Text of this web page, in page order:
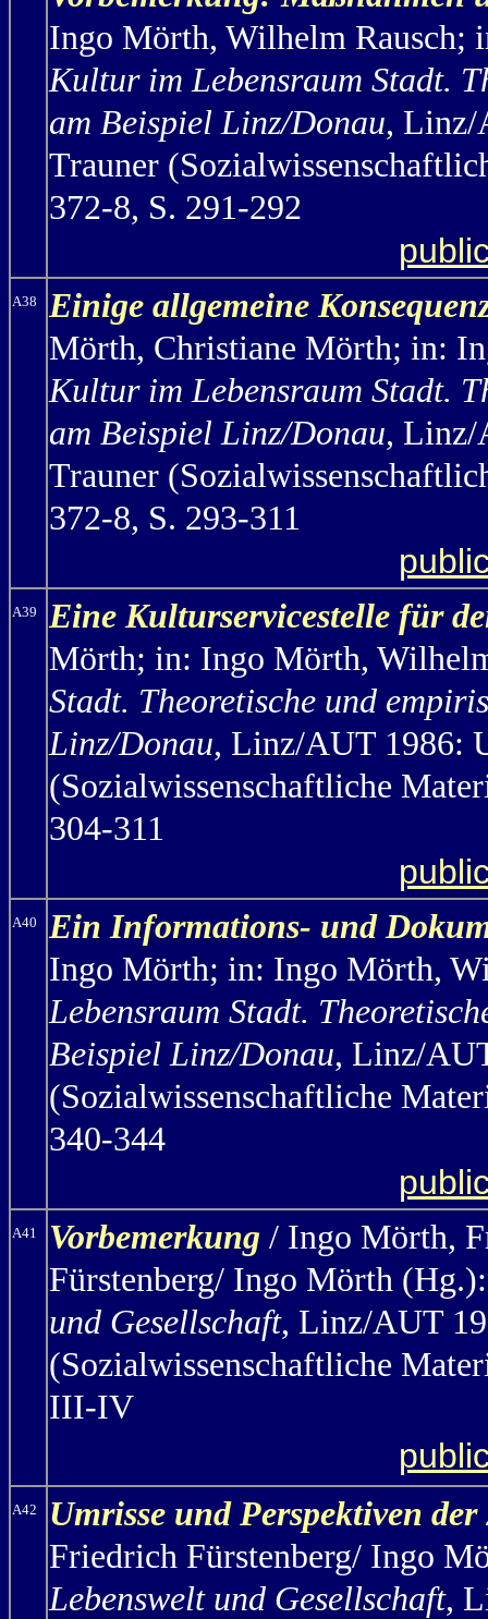
Ingo Mörth, Wilhelm Rausch;
Kultur im Lebensraum Stadt.
am Beispiel Linz/Donau, Linz/
Trauner
372-8, S. 291-292
A38
Einige allgemeine
Mörth, Christiane Mörth; in:
Kultur im Lebensraum Stadt.
am Beispiel Linz/Donau, Linz/
Trauner
372-8, S. 293-311
A39
Eine Kulturservicestelle für
Mörth; in: Ingo Mörth,
Stadt. Theoretische und
Linz/Donau, Linz/AUT 1986:
(Sozialwissenschaftliche
304-311
A40
Ein Informations- und
Ingo Mörth; in: Ingo Mörth,
Lebensraum Stadt.
Beispiel Linz/Donau, Linz/
(Sozialwissenschaftliche
340-344
A41 Vorbemerkung / Ingo Mörth,
Fürstenberg/ Ingo Mörth
und Gesellschaft, Linz/AUT
(Sozialwissenschaftliche
III-IV
A42
Umrisse und Perspektiven
Friedrich Fürstenberg/ Ingo
Lebenswelt und Gesellschaft,